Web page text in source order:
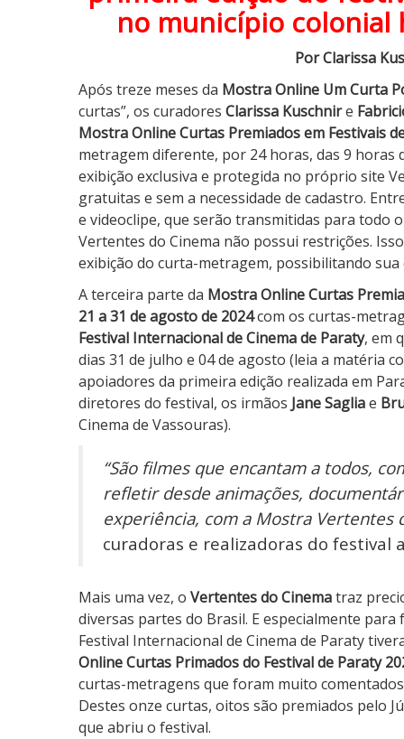
no município colonial
Por Clarissa
Após treze meses da Mostra Online Um Curta
curtas”, os curadores Clarissa Kuschnire
Mostra Online Curtas Premiados em Festivais
metragem diferente, por 24 horas, das 9 horas
exibição exclusiva e protegida no próprio site
gratuitas e sem a necessidade de cadastro.
e videoclipe, que serão transmitidas para todo
Vertentes do Cinema não possui restrições.
exibição do curta-metragem, possibilitando
A terceira parte da Mostra Online Curtas
21 a 31 de agosto de 2024com os curtas-
Festival Internacional de Cinema de Paraty, em
dias 31 de julho e 04 de agosto (leia a matéria
apoiadores da primeira edição realizada em
diretores do festival, os irmãos Jane Sagliae
Cinema de Vassouras).
“São filmes que encantam a todos,
refletir desde animações,
experiência, com a Mostra Vertentes
curadoras e realizadoras do festival
Mais uma vez, o Vertentes do Cinematraz
diversas partes do Brasil. E especialmente
Festival Internacional de Cinema de Paraty
Online Curtas Primados do Festival de Paraty
curtas-metragens que foram muito
Destes onze curtas, oitos são premiados pelo
que abriu o festival.